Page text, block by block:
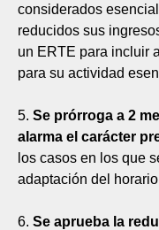
considerados
reducidos sus
un ERTE para incluir
para su actividad
5. Se prórroga a 2
alarma el carácter
los casos en los que
adaptación del
6. Se aprueba la